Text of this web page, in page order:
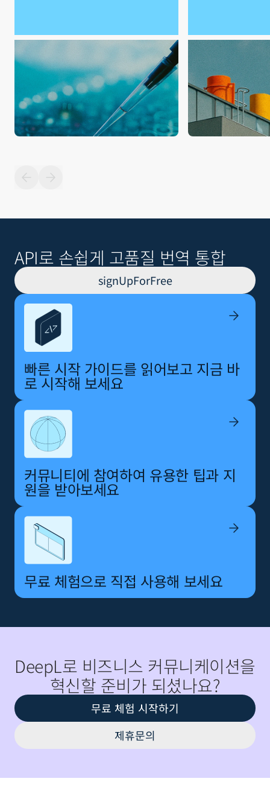
API로 손쉽게 고품질 번역 통합
signUpForFree
빠른 시작 가이드를 읽어보고 지금 바
로 시작해 보세요
커뮤니티에 참여하여 유용한 팁과 지
원을 받아보세요
무료 체험으로 직접 사용해 보세요
DeepL로 비즈니스 커뮤니케이션을
혁신할 준비가 되셨나요?
무료 체험 시작하기
제휴문의